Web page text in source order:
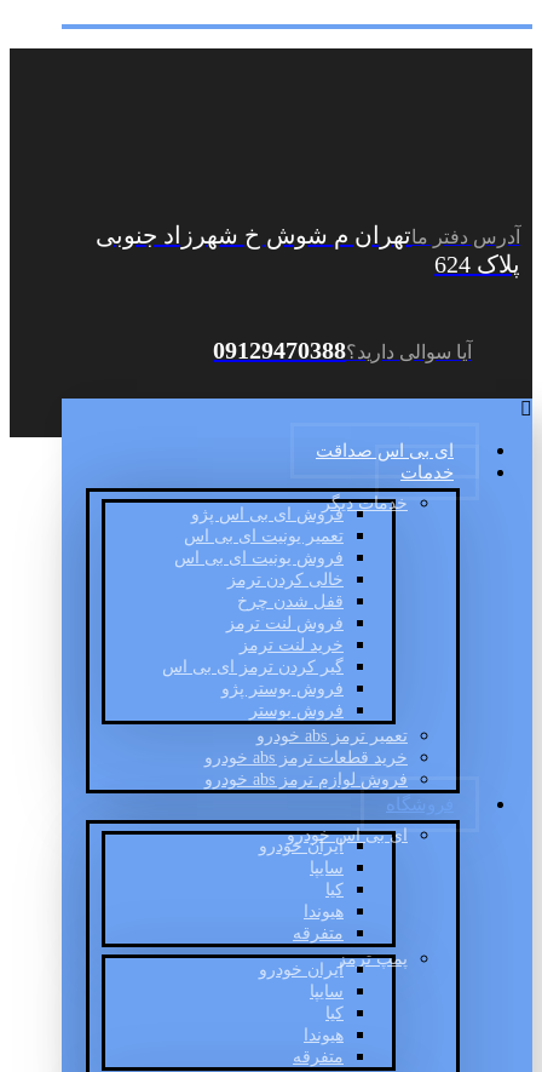
آدرس دفتر ماتهران م شوش خ شهرزاد جنوبی
پلاک 624
آیا سوالی دارید؟09129470388
ای بی اس صداقت
خدمات
خدمات دیگر
فروش ای بی اس پژو
تعمیر یونیت ای بی اس
فروش یونیت ای بی اس
خالی کردن ترمز
قفل شدن چرخ
فروش لنت ترمز
خرید لنت ترمز
گیر کردن ترمز ای بی اس
فروش بوستر پژو
فروش بوستر
تعمیر ترمز abs خودرو
خرید قطعات ترمز abs خودرو
فروش لوازم ترمز abs خودرو
فروشگاه
ای بی اس خودرو
ایران خودرو
سایپا
کیا
هیوندا
متفرقه
پمپ ترمز
ایران خودرو
سایپا
کیا
هیوندا
متفرقه